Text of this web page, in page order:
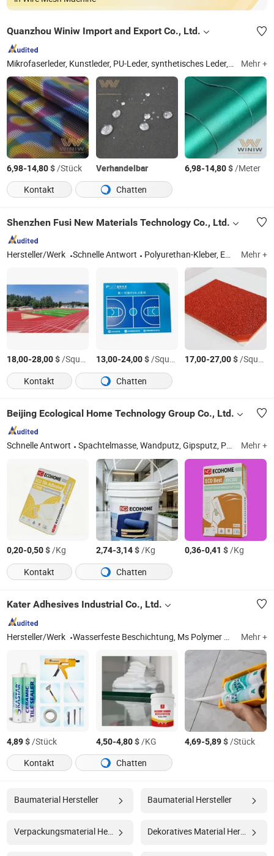
Quanzhou Winiw Import and Export Co., Ltd.
Mikrofaserleder, Kunstleder, PU-Leder, synthetisches Leder, künstliches Leder, veganes Leder, Nappaleder, Polstermaterial, Automobilleder, Polsterleder Mehr +
6,98-14,80$/Stück Verhandelbar 6,98-14,80$/Meter
Kontakt
Chatten
Shenzhen Fusi New Materials Technology Co., Ltd.
Hersteller/Werk Schnelle Antwort Polyurethan-Kleber, EPDM-Granulat, Basketballplatz, Laufbahn, Tennisplatz, Sportfeld, Polyurethan Mehr +
18,00-28,00$/Square Meter 13,00-24,00$/Square Meter 17,00-27,00$/Square Meter
Kontakt
Chatten
Beijing Ecological Home Technology Group Co., Ltd.
Schnelle Antwort Spachtelmasse, Wandputz, Gipsputz, PVA-Emulsion, Fliesenkleber, Ausgleichsmasse, Mörtel, wasserfeste Beschichtungen, Betonschnittstelle, selbstnivellierende Masse Mehr +
0,20-0,50$/Kg 2,74-3,14$/Kg 0,36-0,41 $/Kg
Kontakt
Chatten
Kater Adhesives Industrial Co., Ltd.
Hersteller/Werk Wasserfeste Beschichtung, Ms Polymer Dichtmittel, Silikon Dichtmittel, Ms Polymer, neutrales Silikon Dichtmittel, Epoxidharz Fugenmörtel, Fliesenfugenmörtel, Silikonbeschichtung, Dachbeschichtung, Gp Silikon Dichtmittel Mehr +
4,89$/Stück 4,50-4,80$/KG 4,69-5,89$/Stück
Kontakt
Chatten
Baumaterial Hersteller Baumaterial Hersteller
Verpackungsmaterial Hersteller Dekoratives Material Hersteller